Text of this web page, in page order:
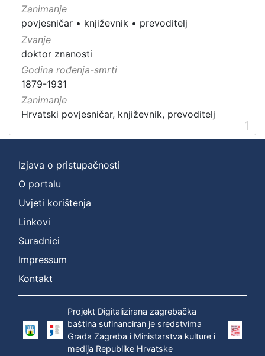
Zanimanje
povjesničar • književnik • prevoditelj
Zvanje
doktor znanosti
Godina rođenja-smrti
1879-1931
Zanimanje
Hrvatski povjesničar, književnik, prevoditelj
1
Izjava o pristupačnosti
O portalu
Uvjeti korištenja
Linkovi
Suradnici
Impressum
Kontakt
Projekt Digitalizirana zagrebačka
baština sufinanciran je sredstvima
Grada Zagreba i Ministarstva kulture i
medija Republike Hrvatske